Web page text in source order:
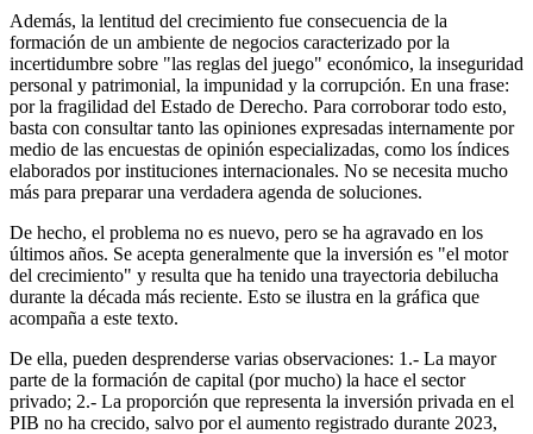
Además, la lentitud del crecimiento fue consecuencia de la
formación de un ambiente de negocios caracterizado por la
incertidumbre sobre "las reglas del juego" económico, la inseguridad
personal y patrimonial, la impunidad y la corrupción. En una frase:
por la fragilidad del Estado de Derecho. Para corroborar todo esto,
basta con consultar tanto las opiniones expresadas internamente por
medio de las encuestas de opinión especializadas, como los índices
elaborados por instituciones internacionales. No se necesita mucho
más para preparar una verdadera agenda de soluciones.
De hecho, el problema no es nuevo, pero se ha agravado en los
últimos años. Se acepta generalmente que la inversión es "el motor
del crecimiento" y resulta que ha tenido una trayectoria debilucha
durante la década más reciente. Esto se ilustra en la gráfica que
acompaña a este texto.
De ella, pueden desprenderse varias observaciones: 1.- La mayor
parte de la formación de capital (por mucho) la hace el sector
privado; 2.- La proporción que representa la inversión privada en el
PIB no ha crecido, salvo por el aumento registrado durante 2023,